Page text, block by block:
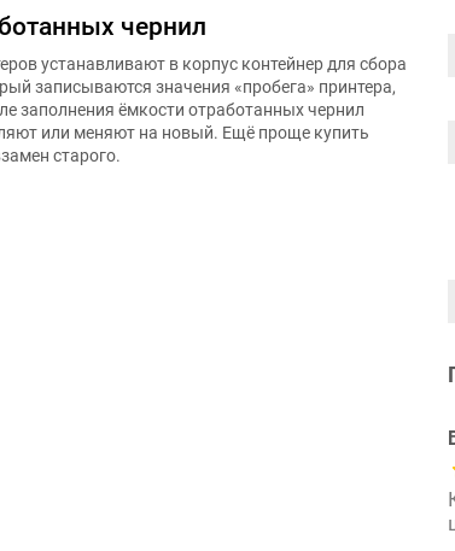
чернил
устанавливают в корпус контейнер для сбора
записываются значения «пробега» принтера,
заполнения ёмкости отработанных чернил
или меняют на новый. Ещё проще купить
старого.